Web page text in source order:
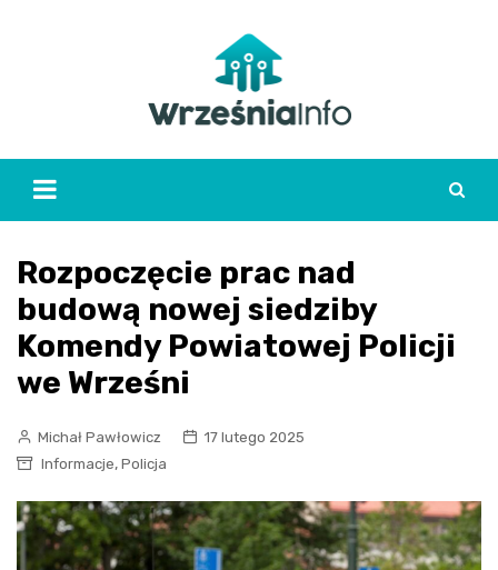
Rozpoczęcie prac nad
budową nowej siedziby
Komendy Powiatowej Policji
we Wrześni
Michał Pawłowicz
17 lutego 2025
Informacje, Policja